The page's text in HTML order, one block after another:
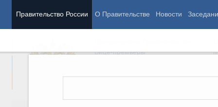
Правительство России О Правительстве Новости
Вице-премьеры